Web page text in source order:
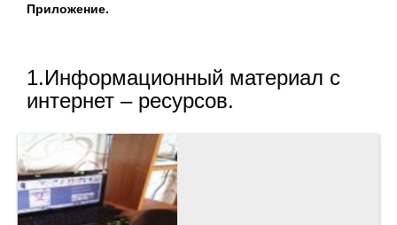
Приложение.
1.Информационный материал с
интернет – ресурсов.